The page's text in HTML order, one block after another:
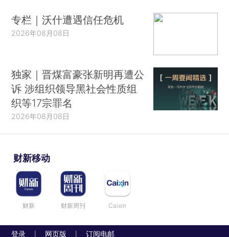
专栏｜沃什遭遇信任危机
2026年08月08日
独家｜晋煤富豪张新明再遭公
诉 涉组织领导黑社会性质组
织等17宗罪名
2026年08月08日
财新移动
财新 财新周刊 Caixin
登录 网页版 订阅电邮